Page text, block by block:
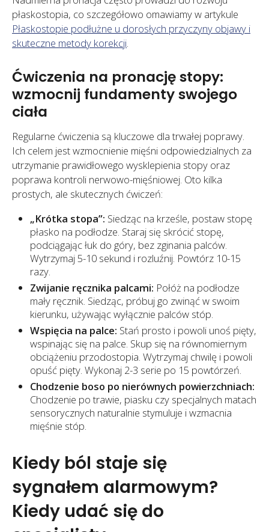
płaskostopia, co szczegółowo omawiamy w artykule
Płaskostopie podłużne u dorosłych przyczyny objawy i
skuteczne metody korekcji.
Ćwiczenia na pronację stopy:
wzmocnij fundamenty swojego
ciała
Regularne ćwiczenia są kluczowe dla trwałej poprawy.
Ich celem jest wzmocnienie mięśni odpowiedzialnych za
utrzymanie prawidłowego wysklepienia stopy oraz
poprawa kontroli nerwowo-mięśniowej. Oto kilka
prostych, ale skutecznych ćwiczeń:
„Krótka stopa”: Siedząc na krześle, postaw stopę
płasko na podłodze. Staraj się skrócić stopę,
podciągając łuk do góry, bez zginania palców.
Wytrzymaj 5-10 sekund i rozluźnij. Powtórz 10-15
razy.
Zwijanie ręcznika palcami: Połóż na podłodze
mały ręcznik. Siedząc, próbuj go zwinąć w swoim
kierunku, używając wyłącznie palców stóp.
Wspięcia na palce: Stań prosto i powoli unoś pięty,
wspinając się na palce. Skup się na równomiernym
obciążeniu przodostopia. Wytrzymaj chwilę i powoli
opuść pięty. Wykonaj 2-3 serie po 15 powtórzeń.
Chodzenie boso po nierównych powierzchniach:
Chodzenie po trawie, piasku czy specjalnych matach
sensorycznych naturalnie stymuluje i wzmacnia
mięśnie stóp.
Kiedy ból staje się
sygnałem alarmowym?
Kiedy udać się do